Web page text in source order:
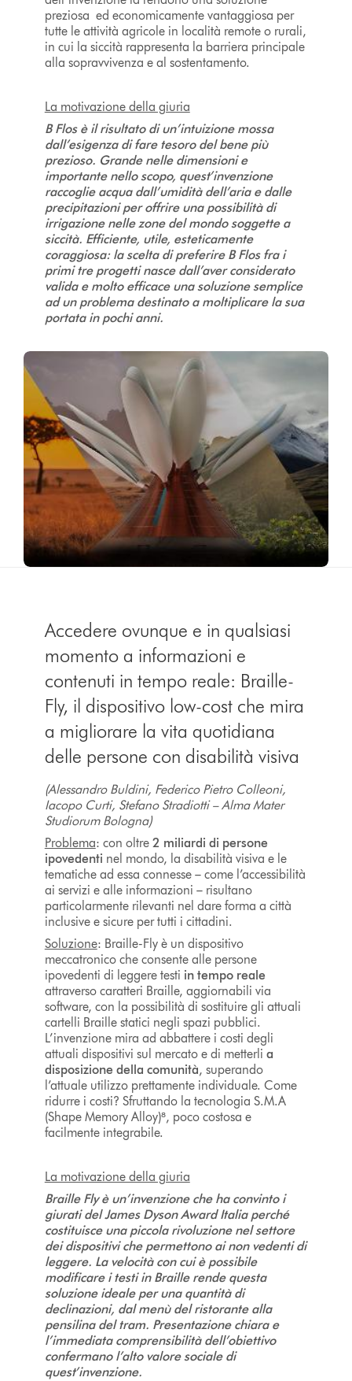
preziosa ed economicamente vantaggiosa per
tutte le attività agricole in località remote o rurali,
in cui la siccità rappresenta la barriera principale
alla sopravvivenza e al sostentamento.
La motivazione della giuria
B Flos è il risultato di un’intuizione mossa
dall’esigenza di fare tesoro del bene più
prezioso. Grande nelle dimensioni e
importante nello scopo, quest’invenzione
raccoglie acqua dall’umidità dell’aria e dalle
precipitazioni per offrire una possibilità di
irrigazione nelle zone del mondo soggette a
siccità. Efficiente, utile, esteticamente
coraggiosa: la scelta di preferire B Flos fra i
primi tre progetti nasce dall’aver considerato
valida e molto efficace una soluzione semplice
ad un problema destinato a moltiplicare la sua
portata in pochi anni.
Accedere ovunque e in qualsiasi
momento a informazioni e
contenuti in tempo reale: Braille-
Fly, il dispositivo low-cost che mira
a migliorare la vita quotidiana
delle persone con disabilità visiva
(Alessandro Buldini, Federico Pietro Colleoni,
Iacopo Curti, Stefano Stradiotti – Alma Mater
Studiorum Bologna)
Problema: con oltre 2 miliardi di persone
ipovedenti nel mondo, la disabilità visiva e le
tematiche ad essa connesse – come l’accessibilità
ai servizi e alle informazioni – risultano
particolarmente rilevanti nel dare forma a città
inclusive e sicure per tutti i cittadini.
Soluzione: Braille-Fly è un dispositivo
meccatronico che consente alle persone
ipovedenti di leggere testi in tempo reale
attraverso caratteri Braille, aggiornabili via
software, con la possibilità di sostituire gli attuali
cartelli Braille statici negli spazi pubblici.
L’invenzione mira ad abbattere i costi degli
attuali dispositivi sul mercato e di metterli a
disposizione della comunità, superando
l’attuale utilizzo prettamente individuale. Come
ridurre i costi? Sfruttando la tecnologia S.M.A
(Shape Memory Alloy)⁸, poco costosa e
facilmente integrabile.
La motivazione della giuria
Braille Fly è un’invenzione che ha convinto i
giurati del James Dyson Award Italia perché
costituisce una piccola rivoluzione nel settore
dei dispositivi che permettono ai non vedenti di
leggere. La velocità con cui è possibile
modificare i testi in Braille rende questa
soluzione ideale per una quantità di
declinazioni, dal menù del ristorante alla
pensilina del tram. Presentazione chiara e
l’immediata comprensibilità dell’obiettivo
confermano l’alto valore sociale di
quest’invenzione.